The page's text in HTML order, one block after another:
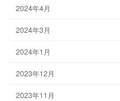
2024年4月
2024年3月
2024年1月
2023年12月
2023年11月